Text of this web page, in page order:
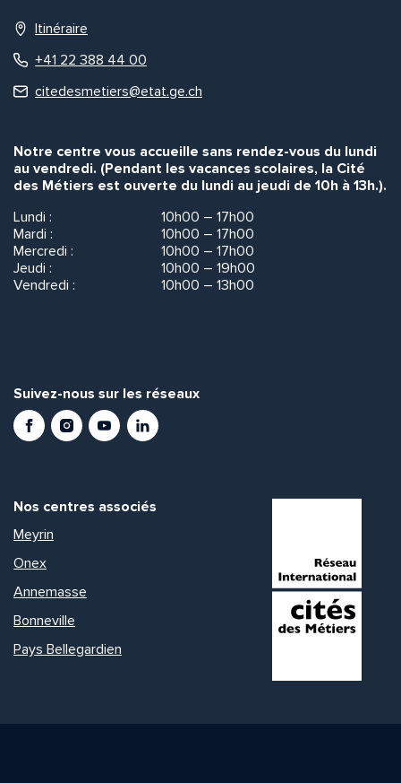
Itinéraire
+41 22 388 44 00
citedesmetiers@etat.ge.ch
Notre centre vous accueille sans rendez-vous du lundi
au vendredi. (Pendant les vacances scolaires, la Cité
des Métiers est ouverte du lundi au jeudi de 10h à 13h.).
Lundi :
10h00 – 17h00
Mardi :
10h00 – 17h00
Mercredi :
10h00 – 17h00
Jeudi :
10h00 – 19h00
Vendredi :
10h00 – 13h00
Suivez-nous sur les réseaux
FacebookInstagramYoutubeLinkedIn
Nos centres associés
Meyrin
Onex
Annemasse
Bonneville
Pays Bellegardien